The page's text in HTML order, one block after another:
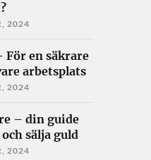
2024
en säkrare
arbetsplats
2024
– din guide
sälja guld
2024